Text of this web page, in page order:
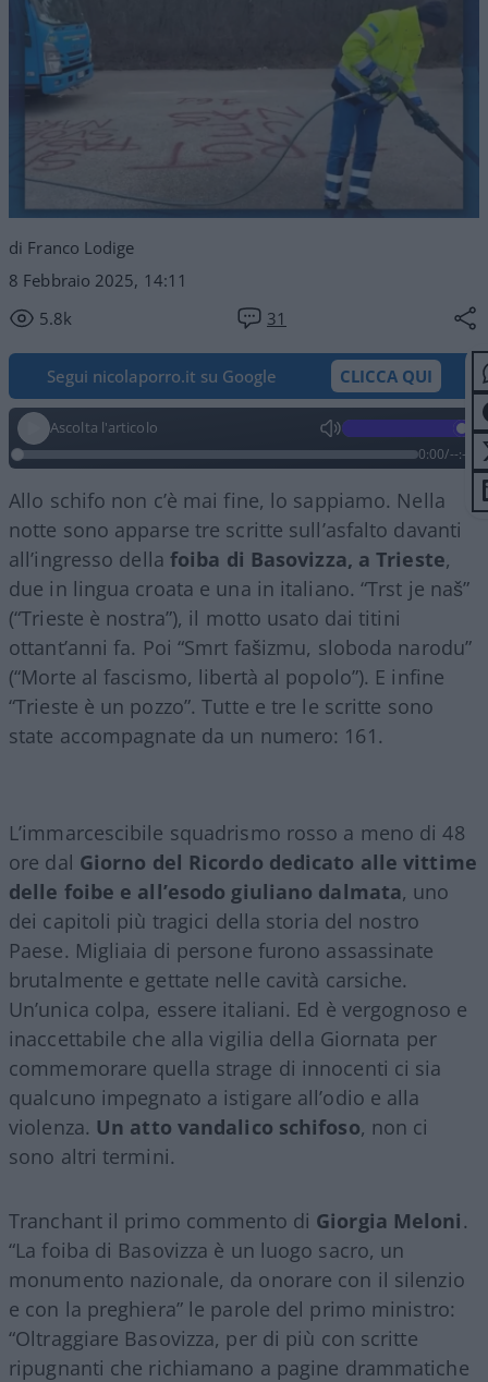
di Franco Lodige
8 Febbraio 2025, 14:11
5.8k
31
Segui nicolaporro.it su Google CLICCA QUI
Ascolta l'articolo
0:00/--:--
Allo schifo non c’è mai fine, lo sappiamo. Nella
notte sono apparse tre scritte sull’asfalto davanti
all’ingresso della foiba di Basovizza, a Trieste,
due in lingua croata e una in italiano. “Trst je naš”
(“Trieste è nostra”), il motto usato dai titini
ottant’anni fa. Poi “Smrt fašizmu, sloboda narodu”
(“Morte al fascismo, libertà al popolo”). E infine
“Trieste è un pozzo”. Tutte e tre le scritte sono
state accompagnate da un numero: 161.
L’immarcescibile squadrismo rosso a meno di 48
ore dal Giorno del Ricordo dedicato alle vittime
delle foibe e all’esodo giuliano dalmata, uno
dei capitoli più tragici della storia del nostro
Paese. Migliaia di persone furono assassinate
brutalmente e gettate nelle cavità carsiche.
Un’unica colpa, essere italiani. Ed è vergognoso e
inaccettabile che alla vigilia della Giornata per
commemorare quella strage di innocenti ci sia
qualcuno impegnato a istigare all’odio e alla
violenza. Un atto vandalico schifoso, non ci
sono altri termini.
Tranchant il primo commento di Giorgia Meloni.
“La foiba di Basovizza è un luogo sacro, un
monumento nazionale, da onorare con il silenzio
e con la preghiera” le parole del primo ministro:
“Oltraggiare Basovizza, per di più con scritte
ripugnanti che richiamano a pagine drammatiche